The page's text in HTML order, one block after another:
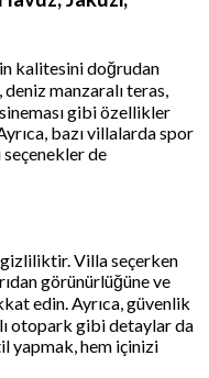
kalitesini doğrudan
manzaralı teras,
gibi özellikler
bazı villalarda spor
seçenekler de
Villa seçerken
görünürlüğüne ve
edin. Ayrıca, güvenlik
otopark gibi detaylar da
yapmak, hem içinizi